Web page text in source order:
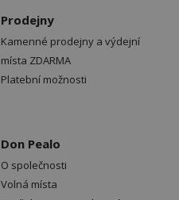
Prodejny
Kamenné prodejny a výdejní
místa ZDARMA
Platební možnosti
Don Pealo
O společnosti
Volná místa